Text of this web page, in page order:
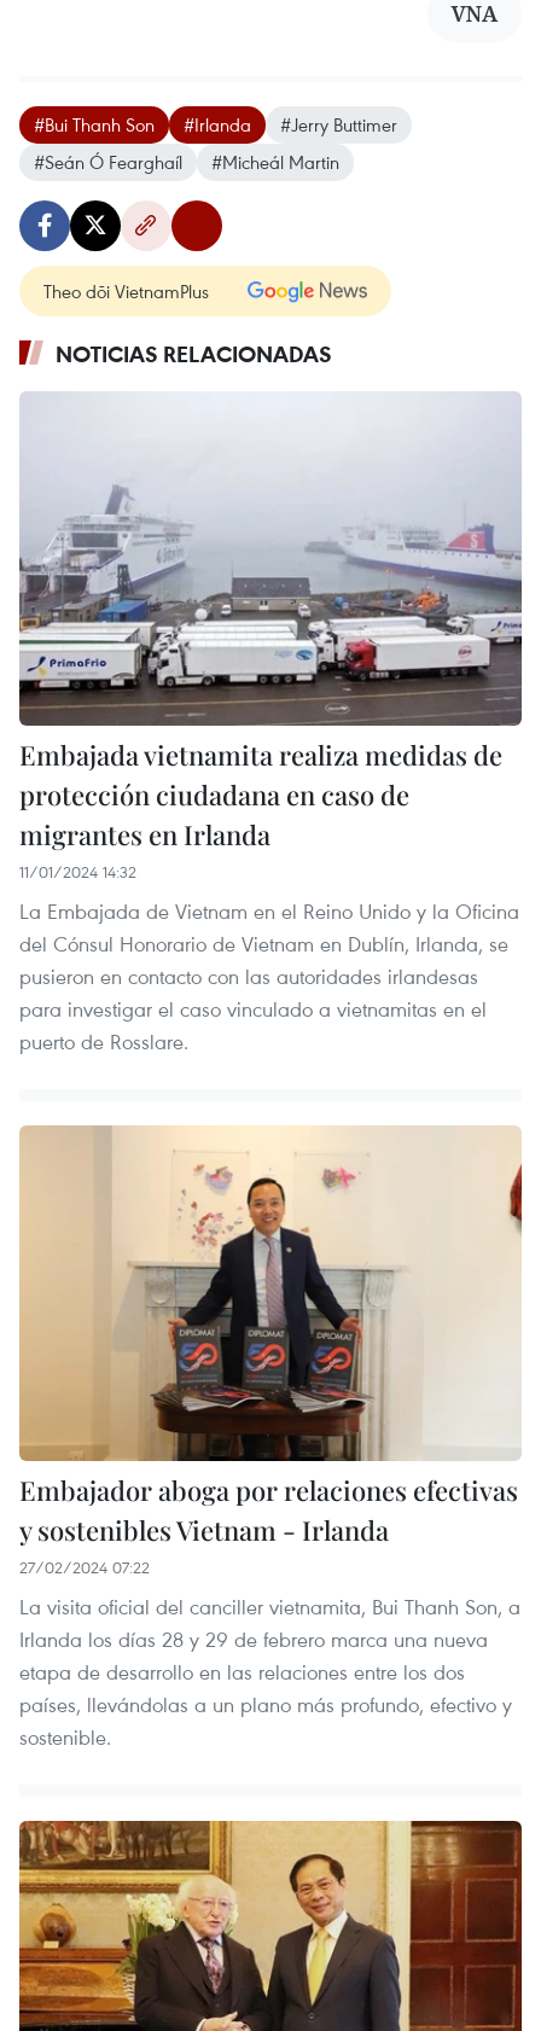
VNA
#Bui Thanh Son #Irlanda
#Jerry Buttimer
#Seán Ó Fearghaíl
#Micheál Martin
Theo dõi VietnamPlus
NOTICIAS RELACIONADAS
Embajada vietnamita realiza medidas de
protección ciudadana en caso de
migrantes en Irlanda
11/01/2024 14:32
La Embajada de Vietnam en el Reino Unido y la Oficina
del Cónsul Honorario de Vietnam en Dublín, Irlanda, se
pusieron en contacto con las autoridades irlandesas
para investigar el caso vinculado a vietnamitas en el
puerto de Rosslare.
Embajador aboga por relaciones efectivas
y sostenibles Vietnam - Irlanda
27/02/2024 07:22
La visita oficial del canciller vietnamita, Bui Thanh Son, a
Irlanda los días 28 y 29 de febrero marca una nueva
etapa de desarrollo en las relaciones entre los dos
países, llevándolas a un plano más profundo, efectivo y
sostenible.